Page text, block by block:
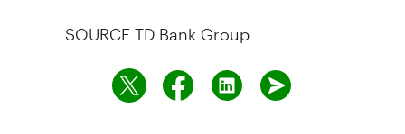
SOURCE TD Bank Group